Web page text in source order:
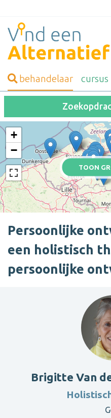
behandelaar cursus
TOON
+
−
Persoonlijke
een holistisch
persoonlijke
Brigitte Van